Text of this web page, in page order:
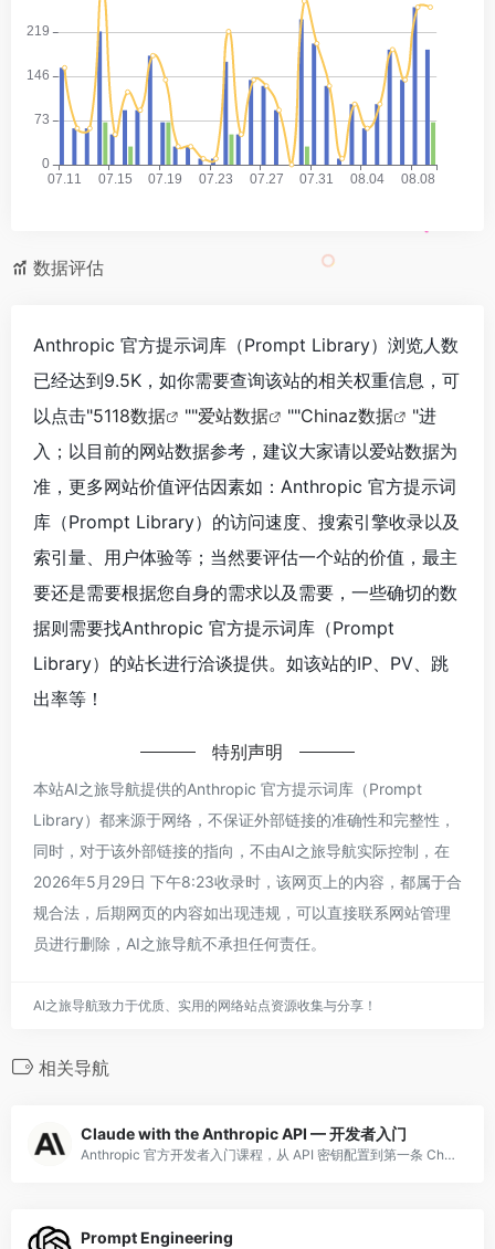
数据评估
Anthropic 官方提示词库（Prompt Library）浏览人数
已经达到9.5K，如你需要查询该站的相关权重信息，可
以点击"5118数据 ""爱站数据 ""Chinaz数据
"进
入；以目前的网站数据参考，建议大家请以爱站数据为
准，更多网站价值评估因素如：Anthropic 官方提示词
库（Prompt Library）的访问速度、搜索引擎收录以及
索引量、用户体验等；当然要评估一个站的价值，最主
要还是需要根据您自身的需求以及需要，一些确切的数
据则需要找Anthropic 官方提示词库（Prompt
Library）的站长进行洽谈提供。如该站的IP、PV、跳
出率等！
特别声明
本站AI之旅导航提供的Anthropic 官方提示词库（Prompt
Library）都来源于网络，不保证外部链接的准确性和完整性，
同时，对于该外部链接的指向，不由AI之旅导航实际控制，在
2026年5月29日 下午8:23收录时，该网页上的内容，都属于合
规合法，后期网页的内容如出现违规，可以直接联系网站管理
员进行删除，AI之旅导航不承担任何责任。
AI之旅导航致力于优质、实用的网络站点资源收集与分享！
相关导航
Claude with the Anthropic API — 开发者入门
Anthropic 官方开发者入门课程，从 API 密钥配置到第一条 Chat Completion 请求，涵盖消息格式、角色设置、参数调优。推荐作为 Anthropic 开发者学习路线的第一站。
Prompt Engineering